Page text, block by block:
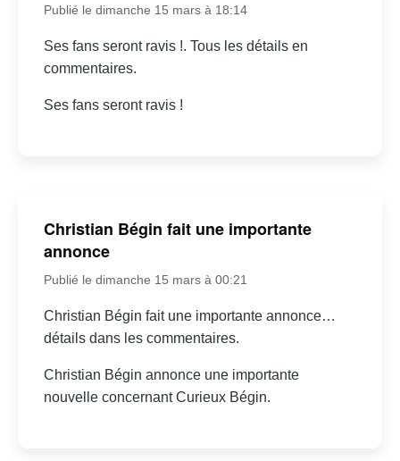
Publié le dimanche 15 mars à 18:14
Ses fans seront ravis !. Tous les détails en
commentaires.
Ses fans seront ravis !
Christian Bégin fait une importante
annonce
Publié le dimanche 15 mars à 00:21
Christian Bégin fait une importante annonce…
détails dans les commentaires.
Christian Bégin annonce une importante
nouvelle concernant Curieux Bégin.